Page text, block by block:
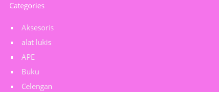
Categories
Aksesoris
alat lukis
APE
Buku
Celengan